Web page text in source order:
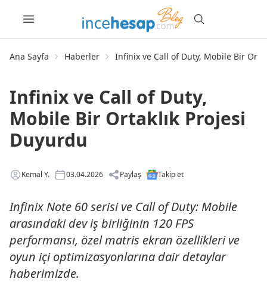
Ana Sayfa Haberler Infinix ve Call of Duty, Mobile Bir
Infinix ve Call of Duty,
Mobile Bir Ortaklık Projesi
Duyurdu
Kemal Y. 03.04.2026 Paylaş Takip et
Infinix Note 60 serisi ve Call of Duty: Mobile
arasındaki dev iş birliğinin 120 FPS
performansı, özel matris ekran özellikleri ve
oyun içi optimizasyonlarına dair detaylar
haberimizde.